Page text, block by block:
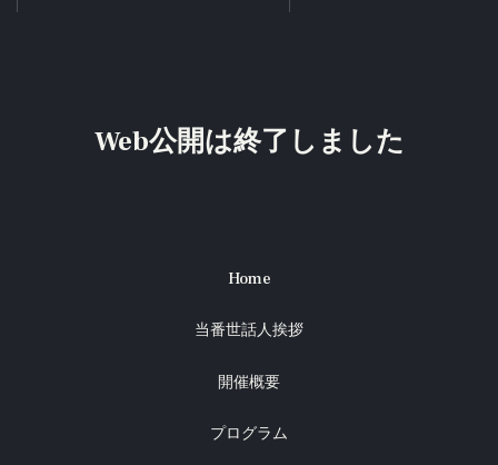
Web公開は終了しました
Home
当番世話人挨拶
開催概要
プログラム